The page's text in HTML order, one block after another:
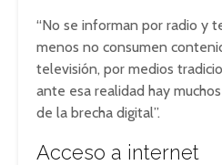
“No se informan por radio y
menos no consumen
televisión, por medios
ante esa realidad hay
de la brecha digital”.
Acceso a internet